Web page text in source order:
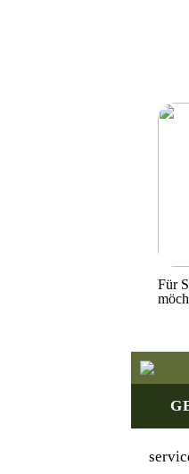
Für